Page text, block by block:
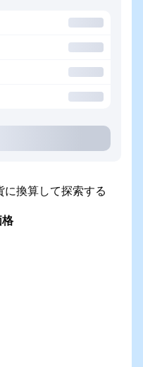
換算して探索する